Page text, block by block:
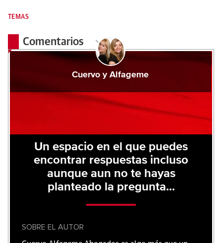
TEMAS
Comentarios
Cuervo y Alfageme
Un espacio en el que puedes
encontrar respuestas incluso
aunque aun no te hayas
planteado la pregunta...
SOBRE EL AUTOR